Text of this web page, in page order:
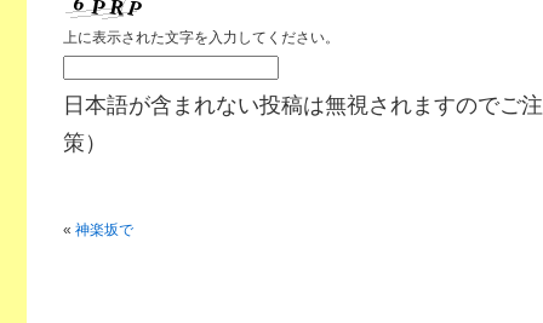
上に表示された文字を入力してください。
日本語が含まれない投稿は無視されますのでご
策）
« 神楽坂で